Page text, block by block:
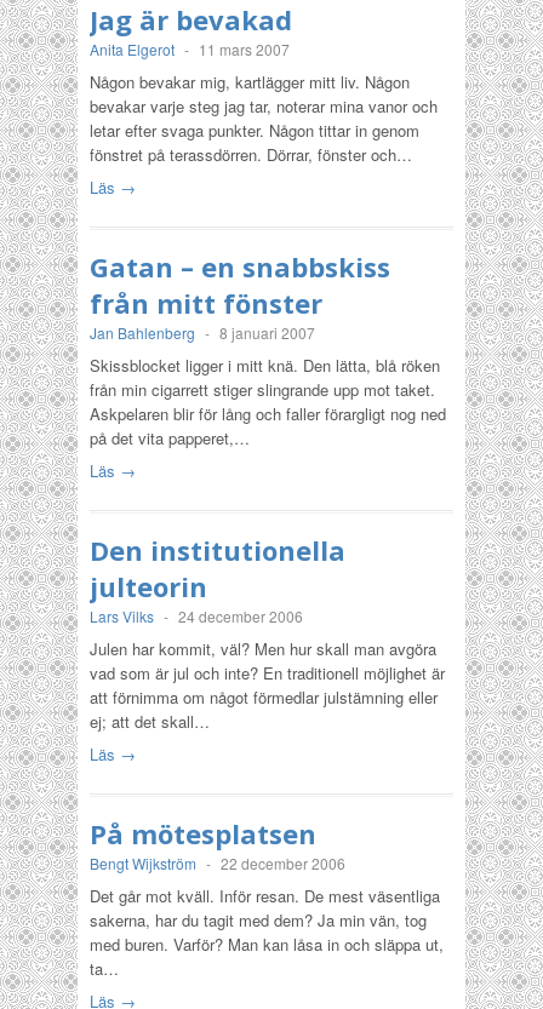
Jag är bevakad
Anita Elgerot - 11 mars 2007
Någon bevakar mig, kartlägger mitt liv. Någon
bevakar varje steg jag tar, noterar mina vanor och
letar efter svaga punkter. Någon tittar in genom
fönstret på terassdörren. Dörrar, fönster och…
Läs →
Gatan – en snabbskiss
från mitt fönster
Jan Bahlenberg - 8 januari 2007
Skissblocket ligger i mitt knä. Den lätta, blå röken
från min cigarrett stiger slingrande upp mot taket.
Askpelaren blir för lång och faller förargligt nog ned
på det vita papperet,…
Läs →
Den institutionella
julteorin
Lars Vilks - 24 december 2006
Julen har kommit, väl? Men hur skall man avgöra
vad som är jul och inte? En traditionell möjlighet är
att förnimma om något förmedlar julstämning eller
ej; att det skall…
Läs →
På mötesplatsen
Bengt Wijkström - 22 december 2006
Det går mot kväll. Inför resan. De mest väsentliga
sakerna, har du tagit med dem? Ja min vän, tog
med buren. Varför? Man kan låsa in och släppa ut,
ta…
Läs →